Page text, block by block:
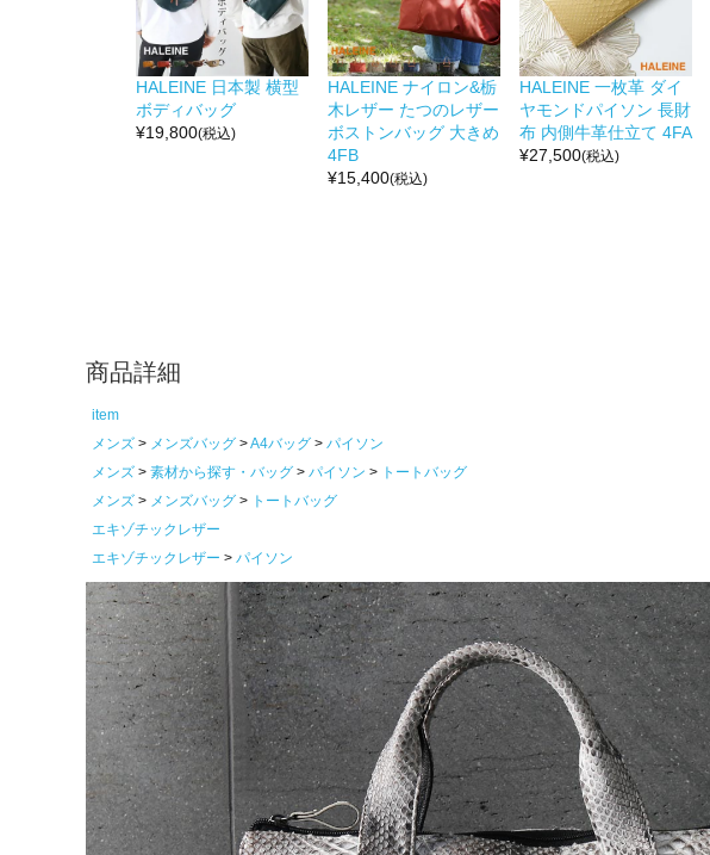
HALEINE 日本製 横型
ボディバッグ
¥19,800(税込)
HALEINE ナイロン&栃
木レザー たつのレザー
ボストンバッグ 大きめ
4FB
¥15,400(税込)
HALEINE 一枚革 ダイ
ヤモンドパイソン 長財
布 内側牛革仕立て 4FA
¥27,500(税込)
商品詳細
item
メンズ
メンズバッグ A4バッグ
パイソン
メンズ
素材から探す・バッグ パイソン
トートバッグ
メンズ
メンズバッグ
トートバッグ
エキゾチックレザー
エキゾチックレザー
パイソン